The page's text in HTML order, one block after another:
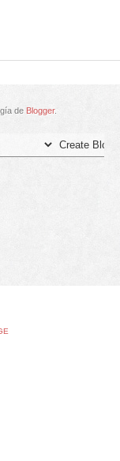
de Blogger.